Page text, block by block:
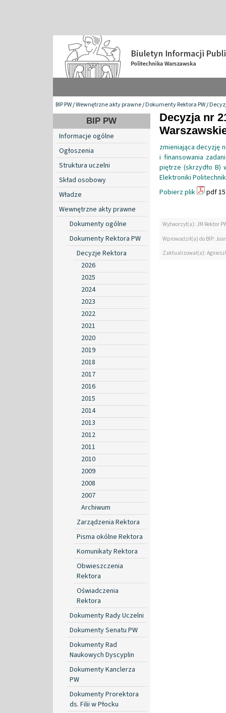
BIP PW/Wewnętrzne akty prawne/Dokumenty Rektora PW/
BIP PW
Informacje ogólne
Ogłoszenia
Struktura uczelni
Skład osobowy
Władze
Wewnętrzne akty prawne
Dokumenty ogólne
Dokumenty Rektora PW
Decyzje Rektora
2026
2025
2024
2023
2022
2021
2020
2019
2018
2017
2016
2015
2014
2013
2012
2011
2010
2009
2008
2007
Archiwum
Zarządzenia Rektora
Pisma okólne Rektora
Komunikaty Rektora
Obwieszczenia
Rektora
Oświadczenia
Rektora
Dokumenty Rady Uczelni
Dokumenty Senatu PW
Dokumenty Rad
Naukowych Dyscyplin
Dokumenty Kanclerza
PW
Dokumenty Prorektora
ds. Filii w Płocku
Decyzja nr
zmieniająca decyzję
i finansowania
piętrze (skrzydło B)
Elektroniki
Pobierz plik
pdf
Wytworzył(a): JM Rektor
Wprowadził(a) do BIP:
Zaktualizował(a):